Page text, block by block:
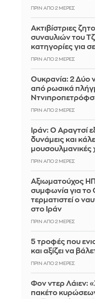
ΠΡΙΝ ΑΠΌ 2 ΜΈΡΕΣ
Ακτιβίστριες
συναυλιών του
κατηγορίες για
ΠΡΙΝ ΑΠΌ 2 ΜΈΡΕΣ
Ουκρανία: 2 Δύο
από ρωσικά
ΠΡΙΝ ΑΠΌ 2 ΜΈΡΕΣ
Ιράν: Ο Αραγτσί
δυνάμεις και
μουσουλμανικές
ΠΡΙΝ ΑΠΌ 2 ΜΈΡΕΣ
Αξιωματούχος
συμφωνία για το
τερματιστεί ο
στο Ιράν
ΠΡΙΝ ΑΠΌ 2 ΜΈΡΕΣ
5 τροφές που
και αξίζει να
ΠΡΙΝ ΑΠΌ 2 ΜΈΡΕΣ
Φον ντερ Λάιεν:
πακέτο